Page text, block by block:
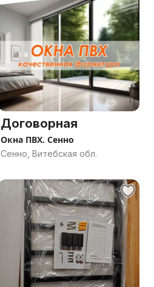
Договорная
Окна ПВХ. Сенно
Сенно, Витебская обл.